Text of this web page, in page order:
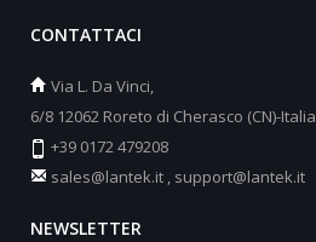
CONTATTACI
Via L. Da Vinci,
6/8 12062 Roreto di Cherasco (CN)-Italia
+39 0172 479208
sales@lantek.it , support@lantek.it
NEWSLETTER